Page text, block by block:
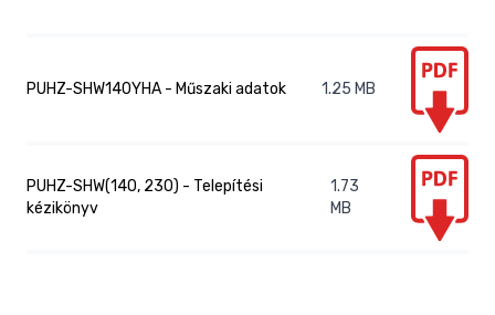
PUHZ-SHW140YHA - Műszaki adatok 1.25 MB
PUHZ-SHW(140, 230) - Telepítési
kézikönyv
1.73
MB